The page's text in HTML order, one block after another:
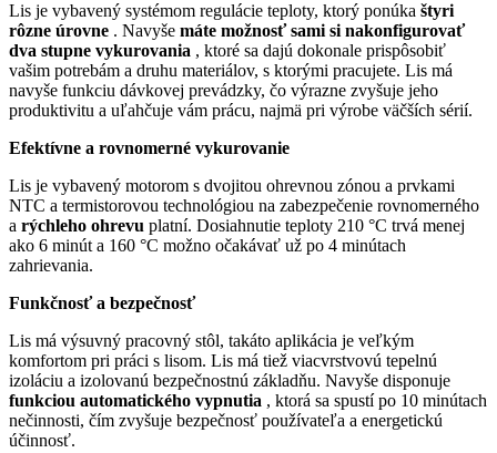
Lis je vybavený systémom regulácie teploty, ktorý ponúka štyri
rôzne úrovne . Navyše máte možnosť sami si nakonfigurovať
dva stupne vykurovania , ktoré sa dajú dokonale prispôsobiť
vašim potrebám a druhu materiálov, s ktorými pracujete. Lis má
navyše funkciu dávkovej prevádzky, čo výrazne zvyšuje jeho
produktivitu a uľahčuje vám prácu, najmä pri výrobe väčších sérií.
Efektívne a rovnomerné vykurovanie
Lis je vybavený motorom s dvojitou ohrevnou zónou a prvkami
NTC a termistorovou technológiou na zabezpečenie rovnomerného
a rýchleho ohrevu platní. Dosiahnutie teploty 210 °C trvá menej
ako 6 minút a 160 °C možno očakávať už po 4 minútach
zahrievania.
Funkčnosť a bezpečnosť
Lis má výsuvný pracovný stôl, takáto aplikácia je veľkým
komfortom pri práci s lisom. Lis má tiež viacvrstvovú tepelnú
izoláciu a izolovanú bezpečnostnú základňu. Navyše disponuje
funkciou automatického vypnutia , ktorá sa spustí po 10 minútach
nečinnosti, čím zvyšuje bezpečnosť používateľa a energetickú
účinnosť.